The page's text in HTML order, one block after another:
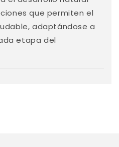
que permiten el
adaptándose a
etapa del